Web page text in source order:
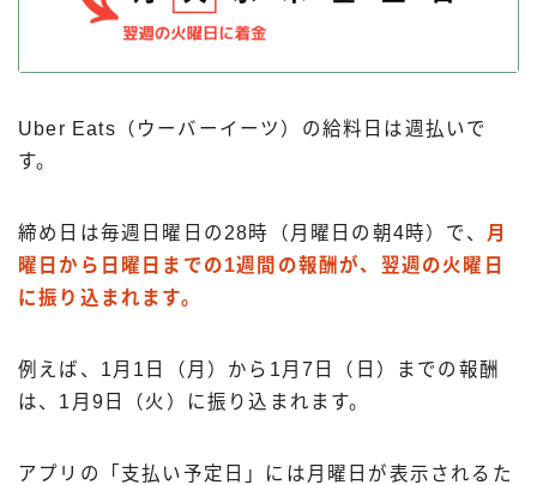
Uber Eats（ウーバーイーツ）の給料日は週払いで
す。
締め日は毎週日曜日の28時（月曜日の朝4時）で、 月
曜日から日曜日までの1週間の報酬が、翌週の火曜日
に振り込まれます。
例えば、1月1日（月）から1月7日（日）までの報酬
は、1月9日（火）に振り込まれます。
アプリの「支払い予定日」には月曜日が表示されるた